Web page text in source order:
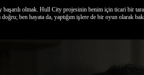
başarılı olmak. Hull City projesinin benim için ticari
ben hayata da, yaptığım işlere de bir oyun olarak